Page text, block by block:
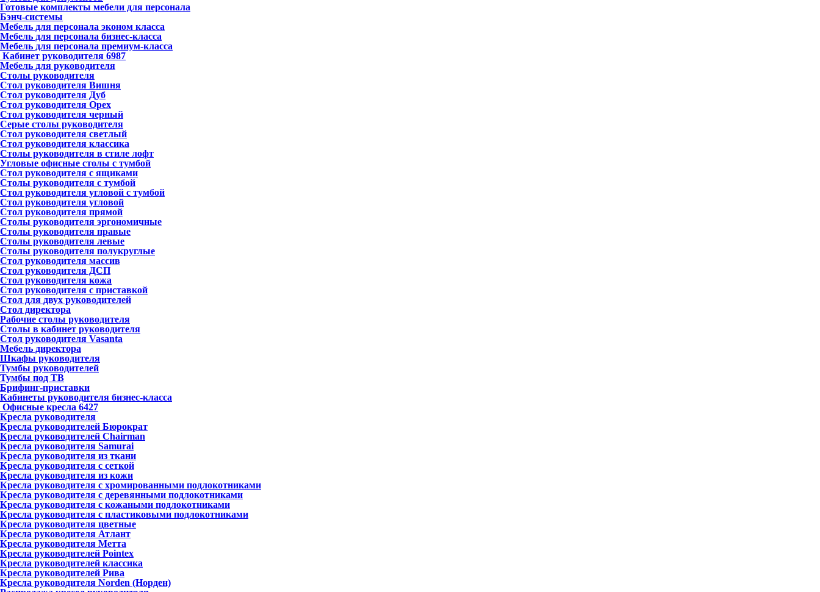
Готовые комплекты мебели для персонала
Бэнч-системы
Мебель для персонала эконом класса
Мебель для персонала бизнес-класса
Мебель для персонала премиум-класса
Кабинет руководителя 6987
Мебель для руководителя
Столы руководителя
Стол руководителя Вишня
Стол руководителя Дуб
Стол руководителя Орех
Стол руководителя черный
Серые столы руководителя
Стол руководителя светлый
Стол руководителя классика
Столы руководителя в стиле лофт
Угловые офисные столы с тумбой
Стол руководителя с ящиками
Столы руководителя с тумбой
Стол руководителя угловой с тумбой
Стол руководителя угловой
Стол руководителя прямой
Столы руководителя эргономичные
Столы руководителя правые
Столы руководителя левые
Столы руководителя полукруглые
Стол руководителя массив
Стол руководителя ДСП
Стол руководителя кожа
Стол руководителя с приставкой
Стол для двух руководителей
Стол директора
Рабочие столы руководителя
Столы в кабинет руководителя
Стол руководителя Vasanta
Мебель директора
Шкафы руководителя
Тумбы руководителей
Тумбы под ТВ
Брифинг-приставки
Кабинеты руководителя бизнес-класса
Офисные кресла 6427
Кресла руководителя
Кресла руководителей Бюрократ
Кресла руководителей Chairman
Кресла руководителя Samurai
Кресла руководителя из ткани
Кресла руководителя с сеткой
Кресла руководителя из кожи
Кресла руководителя с хромированными подлокотниками
Кресла руководителя с деревянными подлокотниками
Кресла руководителя с кожаными подлокотниками
Кресла руководителя с пластиковыми подлокотниками
Кресла руководителя цветные
Кресла руководителя Атлант
Кресла рyководителя Метта
Кресла руководителей Pointex
Кресла руководителей классика
Кресла руководителей Рива
Кресла руководителя Norden (Норден)